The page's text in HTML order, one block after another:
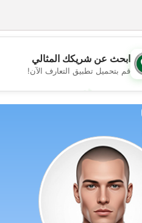
💕
ابحث عن شريكك المثالي
قم بتحميل تطبيق التعارف الآن!